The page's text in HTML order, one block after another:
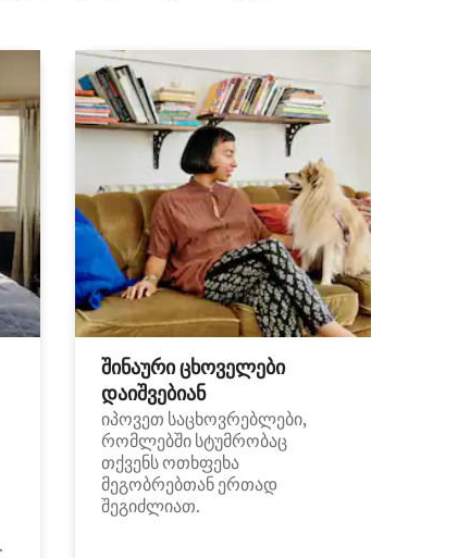
შინაური ცხოველები
დაიშვებიან
იპოვეთ საცხოვრებლები,
რომლებში სტუმრობაც
თქვენს ოთხფეხა
მეგობრებთან ერთად
შეგიძლიათ.